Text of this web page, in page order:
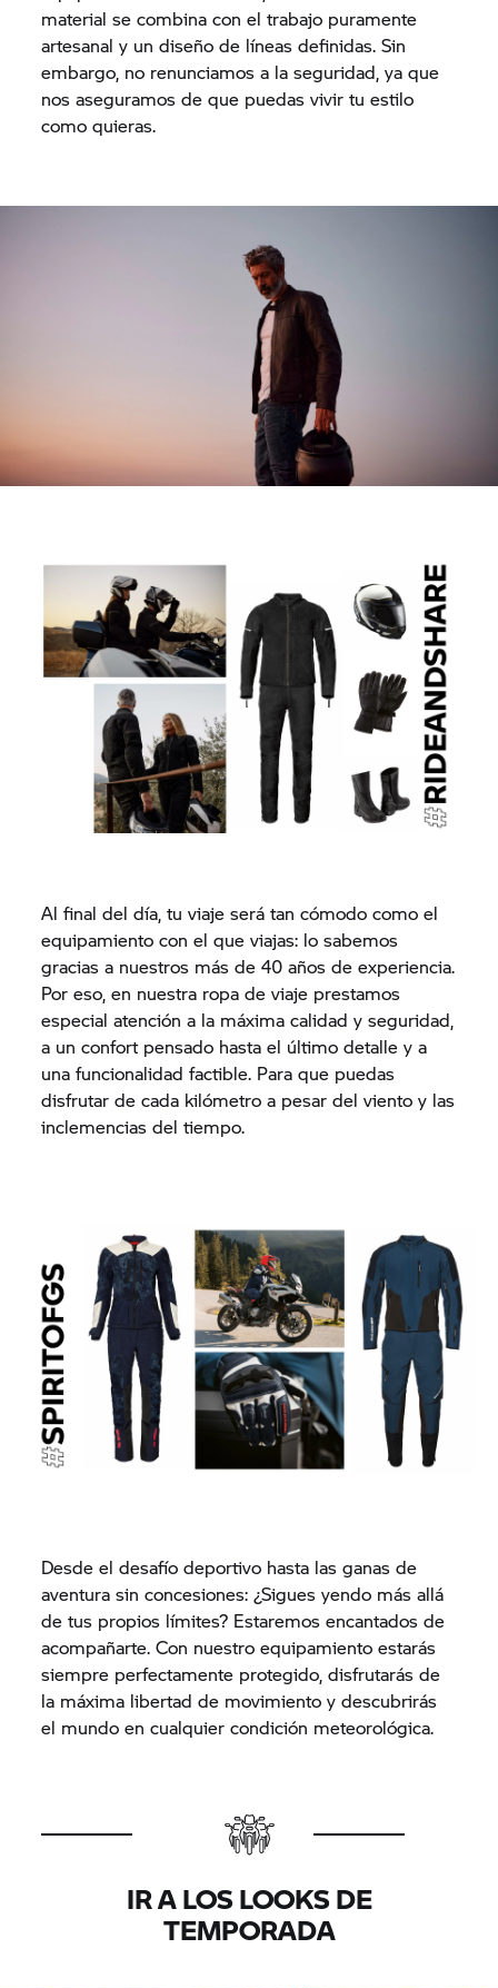
material se combina con el trabajo puramente
artesanal y un diseño de líneas definidas. Sin
embargo, no renunciamos a la seguridad, ya que
nos aseguramos de que puedas vivir tu estilo
como quieras.
Al final del día, tu viaje será tan cómodo como el
equipamiento con el que viajas: lo sabemos
gracias a nuestros más de 40 años de experiencia.
Por eso, en nuestra ropa de viaje prestamos
especial atención a la máxima calidad y seguridad,
a un confort pensado hasta el último detalle y a
una funcionalidad factible. Para que puedas
disfrutar de cada kilómetro a pesar del viento y las
inclemencias del tiempo.
Desde el desafío deportivo hasta las ganas de
aventura sin concesiones: ¿Sigues yendo más allá
de tus propios límites? Estaremos encantados de
acompañarte. Con nuestro equipamiento estarás
siempre perfectamente protegido, disfrutarás de
la máxima libertad de movimiento y descubrirás
el mundo en cualquier condición meteorológica.
IR A LOS LOOKS DE
TEMPORADA